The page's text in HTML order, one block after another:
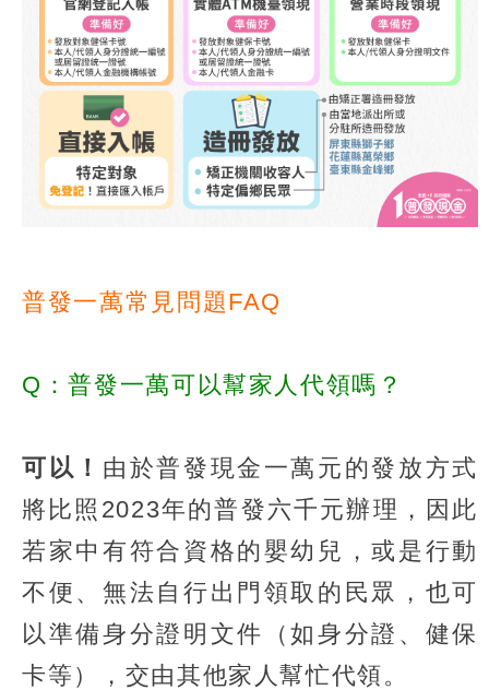
普發一萬常見問題FAQ
Q：普發一萬可以幫家人代領嗎？
可以！ 由於普發現金一萬元的發放方式
將比照2023年的普發六千元辦理，因此
若家中有符合資格的嬰幼兒，或是行動
不便、無法自行出門領取的民眾，也可
以準備身分證明文件（如身分證、健保
卡等），交由其他家人幫忙代領。